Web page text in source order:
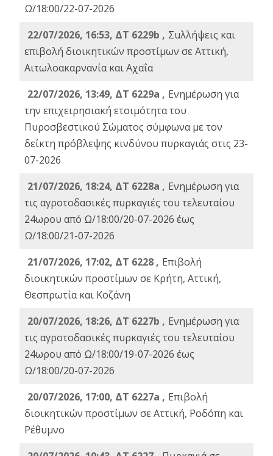
Ω/18:00/22-07-2026
22/07/2026, 16:53, ΔΤ 6229b , Σuλλήψεις και
επιβολή διοικητικών προστίμων σε Αττική,
Αιτωλοακαρνανία και Αχαΐα
22/07/2026, 13:49, ΔΤ 6229a , Ενημέρωση για
την επιχειρησιακή ετοιμότητα του
Πυροσβεστικού Σώματος σύμφωνα με τον
δείκτη πρόβλεψης κινδύνου πυρκαγιάς στις 23-
07-2026
21/07/2026, 18:24, ΔΤ 6228a , Ενημέρωση για
τις αγροτοδασικές πυρκαγιές του τελευταίου
24ωρου από Ω/18:00/20-07-2026 έως
Ω/18:00/21-07-2026
21/07/2026, 17:02, ΔΤ 6228 , Επιβολή
διοικητικών προστίμων σε Κρήτη, Αττική,
Θεσπρωτία και Κοζάνη
20/07/2026, 18:26, ΔΤ 6227b , Ενημέρωση για
τις αγροτοδασικές πυρκαγιές του τελευταίου
24ωρου από Ω/18:00/19-07-2026 έως
Ω/18:00/20-07-2026
20/07/2026, 17:00, ΔΤ 6227a , Επιβολή
διοικητικών προστίμων σε Αττική, Ροδόπη και
Ρέθυμνο